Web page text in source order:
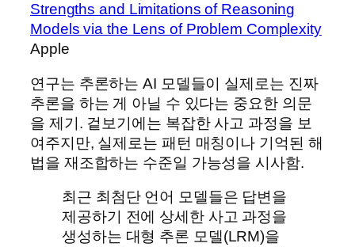
Strengths and Limitations of Reasoning
Models via the Lens of Problem Complexity
Apple
연구는 추론하는 AI 모델들이 실제로는 진짜
추론을 하는 게 아닐 수 있다는 중요한 의문
을 제기. 겉보기에는 복잡한 사고 과정을 보
여주지만, 실제로는 패턴 매칭이나 기억된 해
법을 재조합하는 수준일 가능성을 시사함.
최근 최첨단 언어 모델들은 답변을
제공하기 전에 상세한 사고 과정을
생성하는 대형 추론 모델(LRM)을